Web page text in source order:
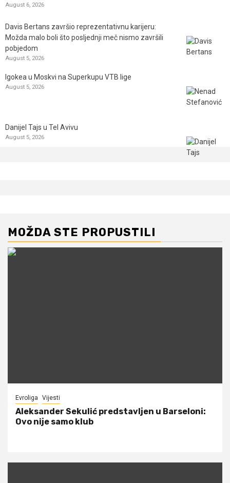
August 6, 2026
Davis Bertans završio reprezentativnu karijeru:
Možda malo boli što posljednji meč nismo završili
pobjedom
August 5, 2026
Igokea u Moskvi na Superkupu VTB lige
August 5, 2026
Danijel Tajs u Tel Avivu
August 5, 2026
MOŽDA STE PROPUSTILI
Evroliga Vijesti
Aleksander Sekulić predstavljen u Barseloni:
Ovo nije samo klub